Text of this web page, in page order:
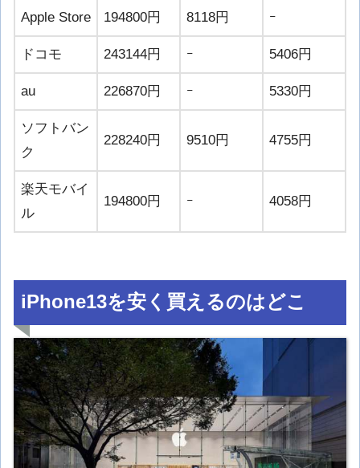
Apple Store 194800円 8118円 ｰ
ドコモ 243144円 ｰ 5406円
au 226870円 ｰ 5330円
ソフトバン
ク
228240円 9510円 4755円
楽天モバイ
ル
194800円 ｰ 4058円
iPhone13を安く買えるのはどこ